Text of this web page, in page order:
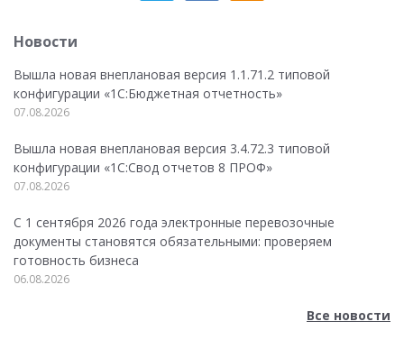
Новости
Вышла новая внеплановая версия 1.1.71.2 типовой
конфигурации «1C:Бюджетная отчетность»
07.08.2026
Вышла новая внеплановая версия 3.4.72.3 типовой
конфигурации «1C:Свод отчетов 8 ПРОФ»
07.08.2026
С 1 сентября 2026 года электронные перевозочные
документы становятся обязательными: проверяем
готовность бизнеса
06.08.2026
Все новости